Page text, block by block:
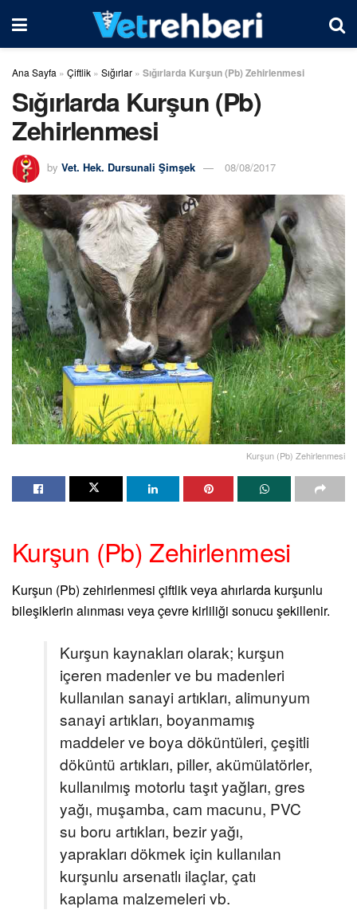
Ana Sayfa » Çiftlik » Sığırlar » Sığırlarda Kurşun (Pb) Zehirlenmesi
Sığırlarda Kurşun (Pb)
Zehirlenmesi
by Vet. Hek. Dursunali Şimşek 08/08/2017
Kurşun (Pb) Zehirlenmesi
Kurşun (Pb) Zehirlenmesi
Kurşun (Pb) zehirlenmesi çiftlik veya ahırlarda kurşunlu
bileşiklerin alınması veya çevre kirliliği sonucu şekillenir.
Kurşun kaynakları olarak; kurşun
içeren madenler ve bu madenleri
kullanılan sanayi artıkları, alimunyum
sanayi artıkları, boyanmamış
maddeler ve boya döküntüleri, çeşitli
döküntü artıkları, piller, akümülatörler,
kullanılmış motorlu taşıt yağları, gres
yağı, muşamba, cam macunu, PVC
su boru artıkları, bezir yağı,
yaprakları dökmek için kullanılan
kurşunlu arsenatlı ilaçlar, çatı
kaplama malzemeleri vb.